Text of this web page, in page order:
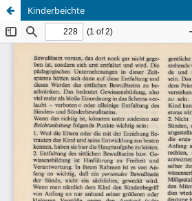
Kinderbeichte